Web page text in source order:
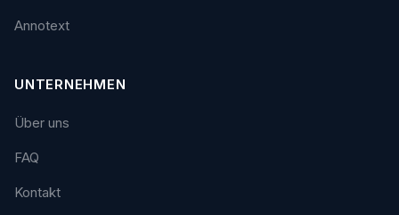
Annotext
UNTERNEHMEN
Über uns
FAQ
Kontakt